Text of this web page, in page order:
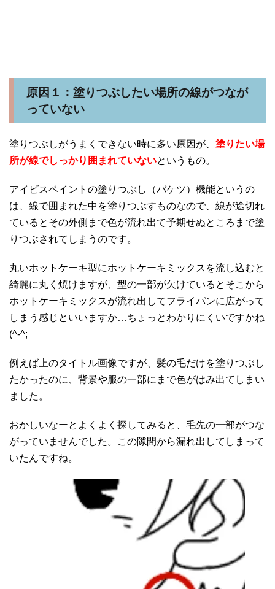
原因１：塗りつぶしたい場所の線がつなが
っていない
塗りつぶしがうまくできない時に多い原因が、 塗りたい場
所が線でしっかり囲まれていないというもの。
アイビスペイントの塗りつぶし（バケツ）機能というの
は、線で囲まれた中を塗りつぶすものなので、線が途切れ
ているとその外側まで色が流れ出て予期せぬところまで塗
りつぶされてしまうのです。
丸いホットケーキ型にホットケーキミックスを流し込むと
綺麗に丸く焼けますが、型の一部が欠けているとそこから
ホットケーキミックスが流れ出してフライパンに広がって
しまう感じといいますか…ちょっとわかりにくいですかね
(^-^;
例えば上のタイトル画像ですが、髪の毛だけを塗りつぶし
たかったのに、背景や服の一部にまで色がはみ出てしまい
ました。
おかしいなーとよくよく探してみると、毛先の一部がつな
がっていませんでした。この隙間から漏れ出してしまって
いたんですね。